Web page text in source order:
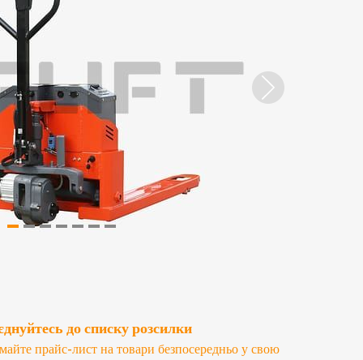
до списку розсилки
прайс-лист на товари безпосередньо у свою